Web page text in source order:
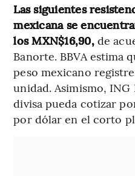
Las siguientes
mexicana se
los MXN$16,90, de
Banorte. BBVA estima
peso mexicano
unidad. Asimismo,
divisa pueda cotizar
por dólar en el corto